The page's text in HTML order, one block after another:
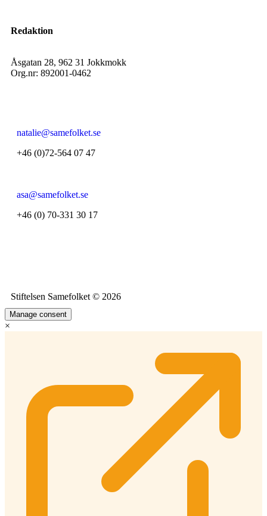
Redaktion
Åsgatan 28, 962 31 Jokkmokk
Org.nr: 892001-0462
natalie@samefolket.se
+46 (0)72-564 07 47
asa@samefolket.se
+46 (0) 70-331 30 17
Stiftelsen Samefolket © 2026
Manage consent
×